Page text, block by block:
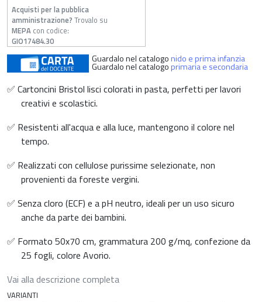
Acquisti per la pubblica
amministrazione? Trovalo su
MEPA con codice:
GIO17484.30
Guardalo nel catalogonido e prima infanzia
Guardalo nel catalogoprimaria e secondaria
✅ Cartoncini Bristol lisci colorati in pasta, perfetti per lavori
creativi e scolastici.
✅ Resistenti all'acqua e alla luce, mantengono il colore nel
tempo.
✅ Realizzati con cellulose purissime selezionate, non
provenienti da foreste vergini.
✅ Senza cloro (ECF) e a pH neutro, ideali per un uso sicuro
anche da parte dei bambini.
✅ Formato 50x70 cm, grammatura 200 g/mq, confezione da
25 fogli, colore Avorio.
Vai alla descrizione completa
VARIANTI